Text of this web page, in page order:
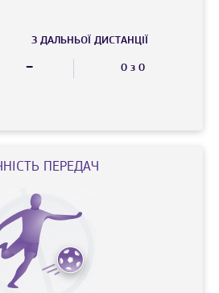
З ДАЛЬНЬОЇ ДИСТАНЦIЇ
- 0 з 0
ПЕРЕДАЧ